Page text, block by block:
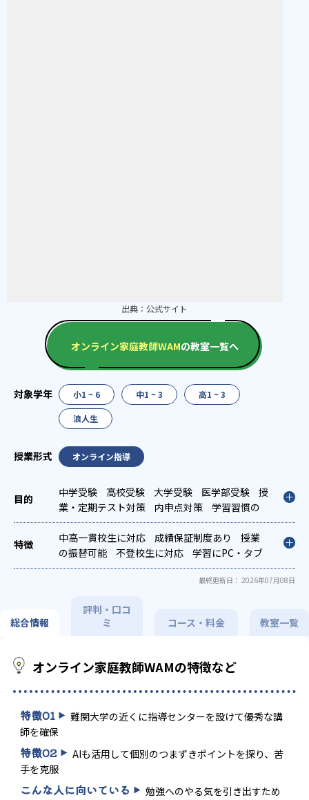
出典： 公式サイト
オンライン家庭教師WAMの教室一覧へ
小1 ~ 6 中1 ~ 3 高1 ~ 3
浪人生
オンライン指導
中学受験 高校受験 大学受験 医学部受験
授
業・定期テスト対策
内申点対策
学習習慣の
定着
総合型選抜(旧AO)対策
推薦入試対策
英検(英語検定)対策
漢検(漢字検定)対策
中高一貫校生に対応 成績保証制度あり
授業
の振替可能
不登校生に対応
学習にPC・タブ
レットを利用
オンライン対応
1科目から受講
最終更新日： 2026年07月08日
総合情報
評判・口コ
ミ
コース・料金 教室一覧
オンライン家庭教師WAMの特徴など
特徴01
難関大学の近くに指導センターを設けて優秀な講
師を確保
特徴02
AIも活用して個別のつまずきポイントを探り、苦
手を克服
こんな人に向いている
勉強へのやる気を引き出すため